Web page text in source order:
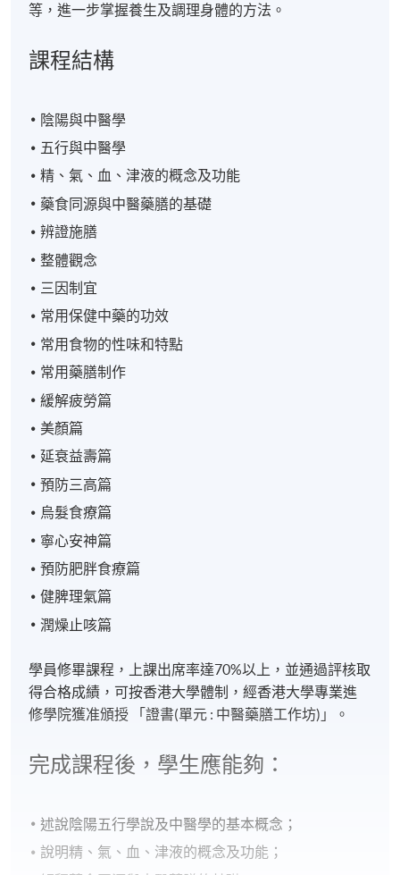
等，進一步掌握養生及調理身體的方法。
課程結構
陰陽與中醫學
五行與中醫學
精、氣、血、津液的概念及功能
藥食同源與中醫藥膳的基礎
辨證施膳
整體觀念
三因制宜
常用保健中藥的功效
常用食物的性味和特點
常用藥膳制作
緩解疲勞篇
美顏篇
延衰益壽篇
預防三高篇
烏髮食療篇
寧心安神篇
預防肥胖食療篇
健脾理氣篇
潤燥止咳篇
學員修畢課程，上課出席率達70%以上，並通過評核取
得合格成績，可按香港大學體制，經香港大學專業進
修學院獲准頒授 「證書(單元 : 中醫藥膳工作坊)」。
完成課程後，學生應能夠：
述說陰陽五行學說及中醫學的基本概念；
說明精、氣、血、津液的概念及功能；